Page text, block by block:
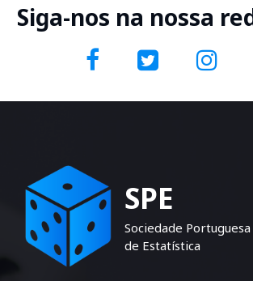
Siga-nos na nossa
SPE
Sociedade Portuguesa
de Estatística